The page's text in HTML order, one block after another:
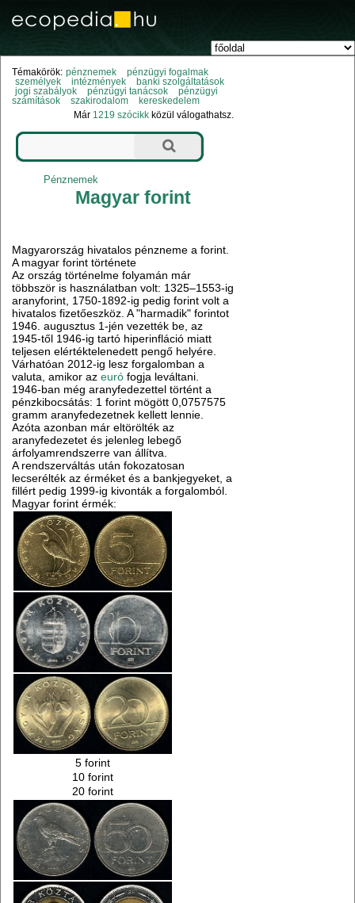
Témakörök: pénznemek
pénzügyi fogalmak
személyek
intézmények
banki szolgáltatások
jogi szabályok
pénzügyi tanácsok
pénzügyi
számítások
szakirodalom
kereskedelem
Már 1219 szócikk közül válogathatsz.
Pénznemek
Magyar forint
Magyarország hivatalos pénzneme a forint.
A magyar forint története
Az ország történelme folyamán már
többször is használatban volt: 1325–1553-ig
aranyforint, 1750-1892-ig pedig forint volt a
hivatalos fizetőeszköz. A "harmadik" forintot
1946. augusztus 1-jén vezették be, az
1945-től 1946-ig tartó hiperinfláció miatt
teljesen elértéktelenedett pengő helyére.
Várhatóan 2012-ig lesz forgalomban a
valuta, amikor azeuró fogja leváltani.
1946-ban még aranyfedezettel történt a
pénzkibocsátás: 1 forint mögött 0,0757575
gramm aranyfedezetnek kellett lennie.
Azóta azonban már eltörölték az
aranyfedezetet és jelenleg lebegő
árfolyamrendszerre van állítva.
A rendszerváltás után fokozatosan
lecserélték az érméket és a bankjegyeket, a
fillért pedig 1999-ig kivonták a forgalomból.
Magyar forint érmék:
5 forint
10 forint
20 forint